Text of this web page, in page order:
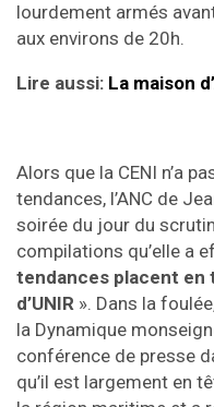
lourdement armés
aux environs de 20h.
Lire aussi: La maison
Alors que la CENI n’a
tendances, l’ANC de
soirée du jour du
compilations qu’elle a
tendances placent en
d’UNIR ». Dans la
la Dynamique
conférence de presse
qu’il est largement en